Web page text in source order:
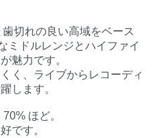
切れの良い高域をベース
ミドルレンジとハイファイ
魅力です。
く、ライブからレコーディ
します。
ほど。
です。